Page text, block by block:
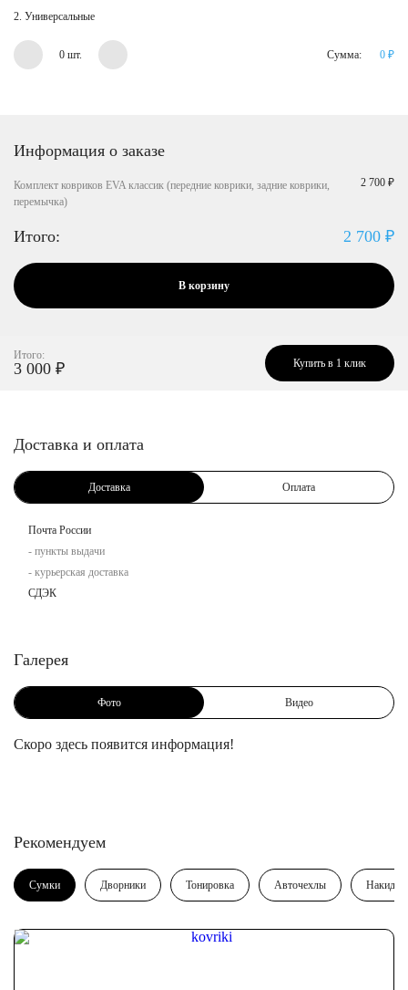
2. Универсальные
0 шт. Сумма: 0 ₽
Информация о заказе
Комплект ковриков EVA классик (передние коврики, задние коврики,
перемычка)
2 700 ₽
Итого: 2 700 ₽
В корзину
Итого:
3 000 ₽ Купить в 1 клик
Доставка и оплата
Доставка Оплата
Почта России
- пункты выдачи
- курьерская доставка
СДЭК
Галерея
Фото Видео
Скоро здесь появится информация!
Рекомендуем
Сумки Дворники Тонировка Авточехлы Накидки